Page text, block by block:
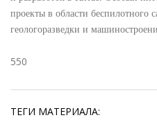
проекты в области беспилотного
геологоразведки и
550
ТЕГИ МАТЕРИАЛА: